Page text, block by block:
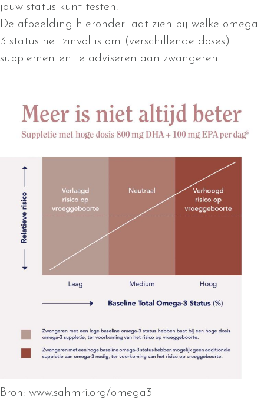
jouw status kunt testen.
De afbeelding hieronder laat zien bij welke omega
3 status het zinvol is om (verschillende doses)
supplementen te adviseren aan zwangeren:
Bron: www.sahmri.org/omega3